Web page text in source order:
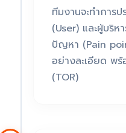
ทีมงานจะทำการ
(User) และผู้บริห
ปัญหา (Pain
อย่างละเอียด พร้
(TOR)